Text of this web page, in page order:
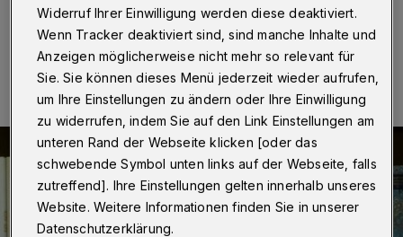
Eine Minute Lesezeit
Widerruf Ihrer Einwilligung werden diese deaktiviert.
Wenn Tracker deaktiviert sind, sind manche Inhalte und
Anzeigen möglicherweise nicht mehr so relevant für
Sie. Sie können dieses Menü jederzeit wieder aufrufen,
um Ihre Einstellungen zu ändern oder Ihre Einwilligung
zu widerrufen, indem Sie auf den Link Einstellungen am
unteren Rand der Webseite klicken [oder das
schwebende Symbol unten links auf der Webseite, falls
zutreffend]. Ihre Einstellungen gelten innerhalb unseres
Website. Weitere Informationen finden Sie in unserer
Datenschutzerklärung.